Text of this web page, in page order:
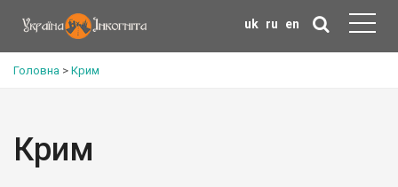
uk ru en
Головна > Крим
Крим